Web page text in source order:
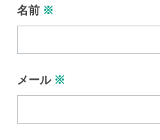
名前 ※
メール ※